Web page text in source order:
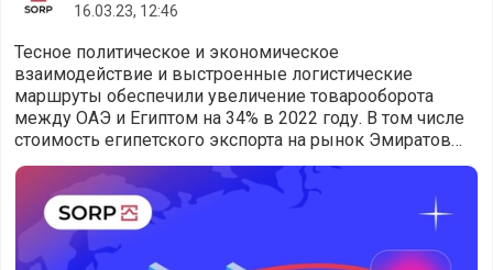
16.03.23, 12:46
Тесное политическое и экономическое
взаимодействие и выстроенные логистические
маршруты обеспечили увеличение товарооборота
между ОАЭ и Египтом на 34% в 2022 году. В том числе
стоимость египетского экспорта на рынок Эмиратов
выросла на 24% и достигла около $2,1 млрд
ОАЭ - крупнейший торговый партнер Египта.